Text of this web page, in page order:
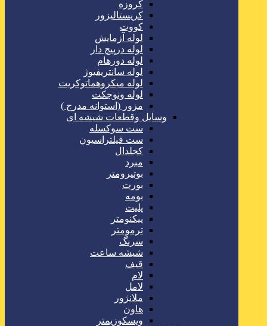
کروزه
کریستالیزور
کووت
لوله آزمایش
لوله درپیچ دار
لوله دورهام
لوله سانتریفیوژ
لوله میکروهماتوکریت
لوله ونوجکت
مزور (استوانه مدرج )
وسایل وقطعات شیشه ای
ست سوکسله
ست فیلتراسیون
کجلدال
مبرد
بوتیرومتر
بورت
بومه
پلیت
پیکنومتر
ترمومتر
سرنگ
شیشه ساعت
قیف
لام
لامل
ملانژور
هاون
ویسکوزیمتر